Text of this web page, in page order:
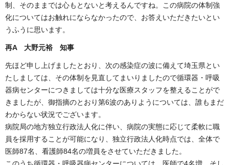
制、そのままでは心もとないと考えるんですね。この病院の体制強
化についてはお触れにならなかったので、お答えいただきたいとい
うふうに思います。
再A 大野元裕 知事
先ほど申し上げましたとおり、次の感染症の波に備えて埼玉県とい
たしましては、その体制を見直してまいりましたので循環器・呼吸
器病センターにつきましては十分な医療スタッフを整えることがで
きましたが、御指摘のとおり第6波のありようについては、誰もまだ
わからない状況でございます。
病院局の地方独立行政法人化に伴い、病院の実態に応じて柔軟に職
員を採用することが可能になり、独立行政法人化時点では、全体で
医師87名、看護師84名の増員をさせていただきました。